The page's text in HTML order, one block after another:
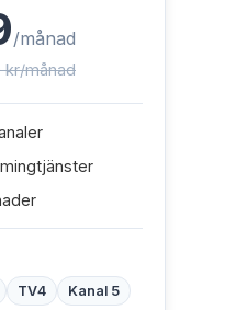
/månad
kr/månad
TV4
Kanal 5